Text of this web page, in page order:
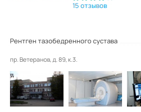
15 отзывов
Рентген тазобедренного сустава
пр. Ветеранов, д. 89, к.3.